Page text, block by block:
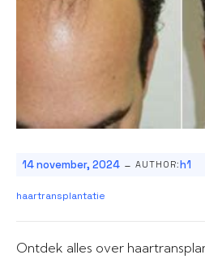
14 november, 2024 - AUTHOR:h1
haartransplantatie
Ontdek alles over